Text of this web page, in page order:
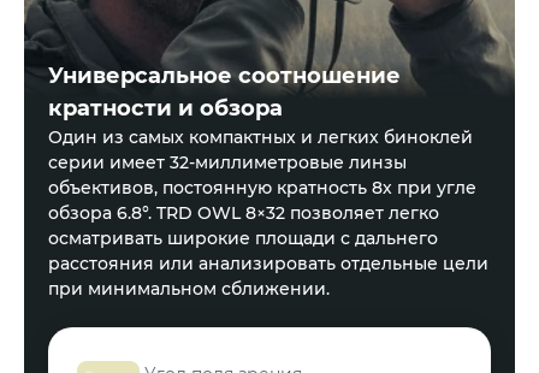
Универсальное соотношение
кратности и обзора
Один из самых компактных и легких биноклей
серии имеет 32-миллиметровые линзы
объективов, постоянную кратность 8х при угле
обзора 6.8°. TRD OWL 8×32 позволяет легко
осматривать широкие площади с дальнего
расстояния или анализировать отдельные цели
при минимальном сближении.